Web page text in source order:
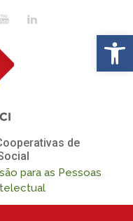
de
para as Pessoas